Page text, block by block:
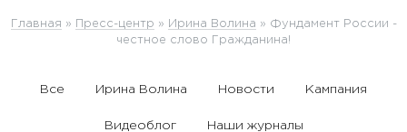
Главная » Пресс-центр » Ирина Волина » Фундамент России -
честное слово Гражданина!
Все Ирина Волина Новости Кампания
Видеоблог Наши журналы